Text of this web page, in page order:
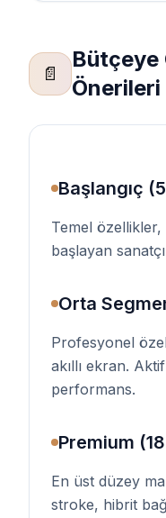
📄
Bütçeye
Önerileri
Başlangıç
Temel
başlayan
Orta
Profesyonel
akıllı ekran.
performans.
Premium
En üst düzey
stroke, hibrit